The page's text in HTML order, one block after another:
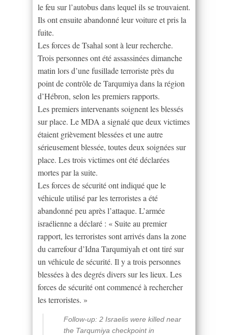
le feu sur l’autobus dans lequel ils se trouvaient.
Ils ont ensuite abandonné leur voiture et pris la
fuite.
Les forces de Tsahal sont à leur recherche.
Trois personnes ont été assassinées dimanche
matin lors d’une fusillade terroriste près du
point de contrôle de Tarqumiya dans la région
d’Hébron, selon les premiers rapports.
Les premiers intervenants soignent les blessés
sur place. Le MDA a signalé que deux victimes
étaient grièvement blessées et une autre
sérieusement blessée, toutes deux soignées sur
place. Les trois victimes ont été déclarées
mortes par la suite.
Les forces de sécurité ont indiqué que le
véhicule utilisé par les terroristes a été
abandonné peu après l’attaque. L’armée
israélienne a déclaré : « Suite au premier
rapport, les terroristes sont arrivés dans la zone
du carrefour d’Idna Tarqumiyah et ont tiré sur
un véhicule de sécurité. Il y a trois personnes
blessées à des degrés divers sur les lieux. Les
forces de sécurité ont commencé à rechercher
les terroristes. »
Follow-up: 2 Israelis were killed near
the Tarqumiya checkpoint in